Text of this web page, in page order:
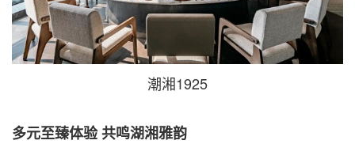
潮湘1925
多元至臻体验 共鸣湖湘雅韵